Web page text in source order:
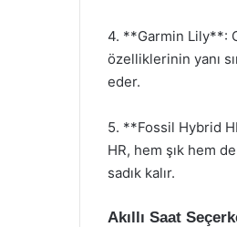
4. **Garmin Lily**:
özelliklerinin yanı
eder.
5. **Fossil Hybrid
HR, hem şık hem
sadık kalır.
Akıllı Saat